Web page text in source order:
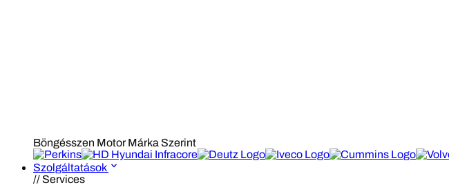
Böngésszen Motor Márka Szerint
Szolgáltatások
// Services